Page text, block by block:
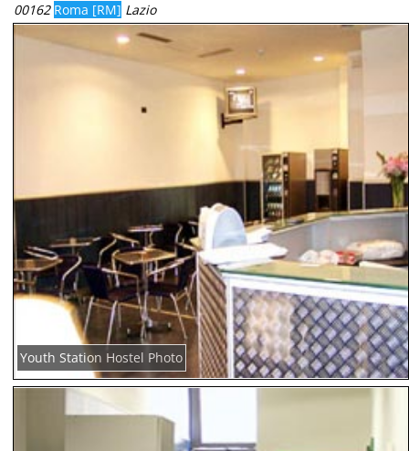
00162 Roma [RM] Lazio
Youth Station Hostel Photo